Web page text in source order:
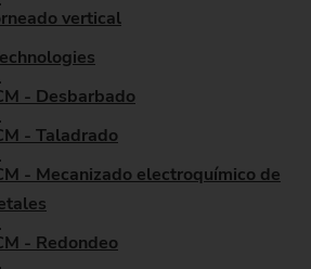
vertical
- Desbarbado
- Taladrado
- Mecanizado electroquímico de
- Redondeo